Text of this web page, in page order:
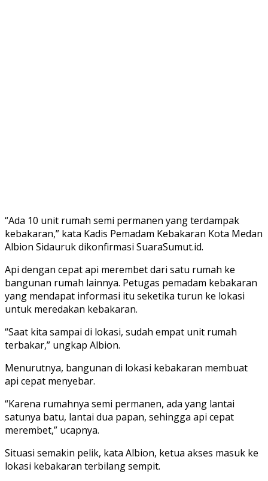
“Ada 10 unit rumah semi permanen yang terdampak
kebakaran,” kata Kadis Pemadam Kebakaran Kota Medan
Albion Sidauruk dikonfirmasi SuaraSumut.id.
Api dengan cepat api merembet dari satu rumah ke
bangunan rumah lainnya. Petugas pemadam kebakaran
yang mendapat informasi itu seketika turun ke lokasi
untuk meredakan kebakaran.
“Saat kita sampai di lokasi, sudah empat unit rumah
terbakar,” ungkap Albion.
Menurutnya, bangunan di lokasi kebakaran membuat
api cepat menyebar.
“Karena rumahnya semi permanen, ada yang lantai
satunya batu, lantai dua papan, sehingga api cepat
merembet,” ucapnya.
Situasi semakin pelik, kata Albion, ketua akses masuk ke
lokasi kebakaran terbilang sempit.